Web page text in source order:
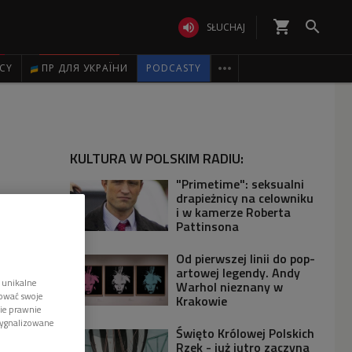
 SŁUCHAJ shopping_cart 
ПР ДЛЯ УКРАЇНИ PODCASTY 
KULTURA W POLSKIM RADIU:
"Primetime": seksualni
drapieżnicy na celowniku
i w kamerze Roberta
Pattinsona
Od pierwszej linii do pop-
artowej legendy. Andy
Warhol nieznany w
Krakowie
Święto Królowej Polskich
Rzek - już jutro zaczyna
swoje
prawnie